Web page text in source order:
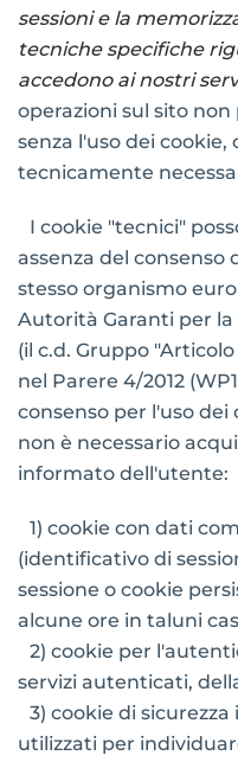
sessioni e la
tecniche specifiche
accedono ai nostri
operazioni sul sito
senza l'uso dei
tecnicamente
I cookie "tecnici"
assenza del consenso
stesso organismo
Autorità Garanti per
(il c.d. Gruppo
nel Parere 4/2012
consenso per l'uso dei
non è necessario
informato dell'utente:
1) cookie con dati
(identificativo di
sessione o cookie
alcune ore in taluni
2) cookie per
servizi autenticati,
3) cookie di
utilizzati per